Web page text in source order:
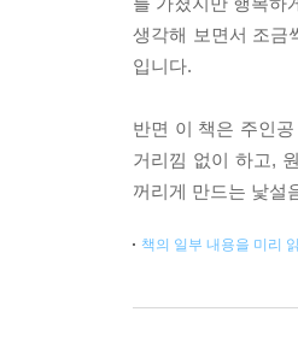
생각해 보면서 조금
입니다.
반면 이 책은 주인
거리낌 없이 하고,
꺼리게 만드는 낯설
책의 일부 내용을 미리